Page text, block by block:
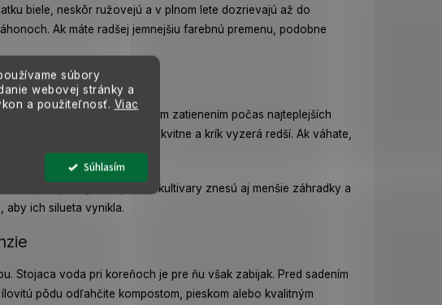
súbory
webovej stránky a
a použiteľnosť. Viac
Súhlasím
biele, neskôr ružovejú a v plnom lete dozrievajú až do
Ak máte radšej jemnejšiu farebnú premenu, podobne
slnkom a miernym zatienením počas najteplejších
hlbokom tieni naopak slabo kvitne a krík vyzerá redší. Ak váhate,
do plnej krásy. Kompaktné kultivary znesú aj menšie záhradky a
ich silueta vynikla.
Stojaca voda pri koreňoch je pre ňu však zabijak. Pred sadením
pôdu odľahčite kompostom, pieskom alebo kvalitným